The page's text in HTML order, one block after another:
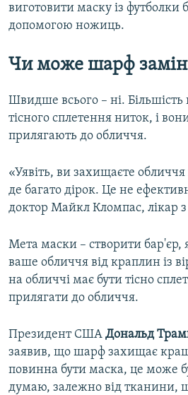
виготовити маску із футболки
допомогою ножиць.
Чи може шарф
Швидше всього – ні.
тісного сплетення ниток, і
прилягають до обличчя.
«Уявіть, ви захищаєте
де багато дірок. Це не
доктор Майкл Кломпас, лікар
Мета маски – створити
ваше обличчя від краплин із
на обличчі має бути тісно
прилягати до обличчя.
Президент США Дональд
заявив, що шарф захищає
повинна бути маска, це може
думаю, залежно від тканини,